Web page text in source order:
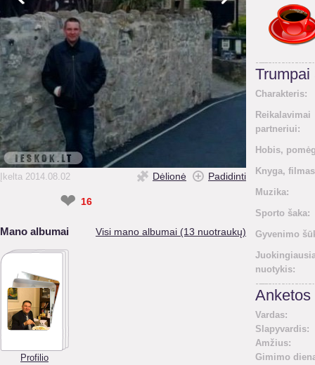
Įkelta 2014.08.02 Dėlionė Padidinti
❤ 16
Mano albumai Visi mano albumai (13 nuotraukų)
Profilio
Trumpai
Charakteris:
Reikalavimai
partneriui:
Hobis,
Knyga,
Muzika:
Sporto šaka:
Gyvenimo
nuotykis:
Anketos
Vardas:
Slapyvardis:
Amžius:
Gimimo